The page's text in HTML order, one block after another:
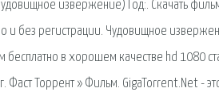
извержение) Год:. Скачать
и без регистрации. Чудовищное
в хорошем качестве hd 1080
Фаст Торрент » Фильм. GigaTorrent.Net -